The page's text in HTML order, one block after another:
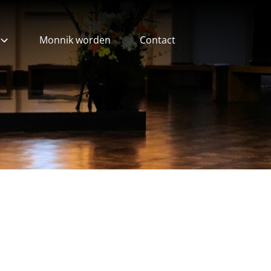
Monnik worden Contact